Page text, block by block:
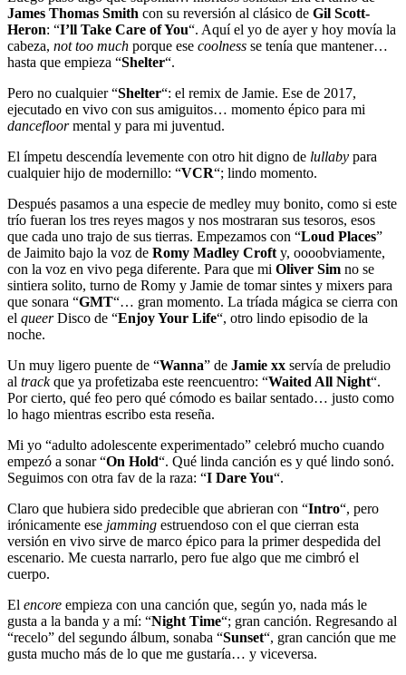
James Thomas Smith con su reversión al clásico de Gil Scott-
Heron: “I’ll Take Care of You“. Aquí el yo de ayer y hoy movía la
cabeza, not too much porque ese coolness se tenía que mantener…
hasta que empieza “Shelter“.
Pero no cualquier “Shelter“: el remix de Jamie. Ese de 2017,
ejecutado en vivo con sus amiguitos… momento épico para mi
dancefloormental y para mi juventud.
El ímpetu descendía levemente con otro hit digno de lullaby para
cualquier hijo de modernillo: “VCR“; lindo momento.
Después pasamos a una especie de medley muy bonito, como si este
trío fueran los tres reyes magos y nos mostraran sus tesoros, esos
que cada uno trajo de sus tierras. Empezamos con “Loud Places”
de Jaimito bajo la voz de Romy Madley Croft y, oooobviamente,
con la voz en vivo pega diferente. Para que mi Oliver Sim no se
sintiera solito, turno de Romy y Jamie de tomar sintes y mixers para
que sonara “GMT“… gran momento. La tríada mágica se cierra con
el queerDisco de “Enjoy Your Life“, otro lindo episodio de la
noche.
Un muy ligero puente de “Wanna” de Jamie xx servía de preludio
al trackque ya profetizaba este reencuentro: “Waited All Night“.
Por cierto, qué feo pero qué cómodo es bailar sentado… justo como
lo hago mientras escribo esta reseña.
Mi yo “adulto adolescente experimentado” celebró mucho cuando
empezó a sonar “On Hold“. Qué linda canción es y qué lindo sonó.
Seguimos con otra fav de la raza: “I Dare You“.
Claro que hubiera sido predecible que abrieran con “Intro“, pero
irónicamente ese jamming estruendoso con el que cierran esta
versión en vivo sirve de marco épico para la primer despedida del
escenario. Me cuesta narrarlo, pero fue algo que me cimbró el
cuerpo.
El encore empieza con una canción que, según yo, nada más le
gusta a la banda y a mí: “Night Time“; gran canción. Regresando al
“recelo” del segundo álbum, sonaba “Sunset“, gran canción que me
gusta mucho más de lo que me gustaría… y viceversa.